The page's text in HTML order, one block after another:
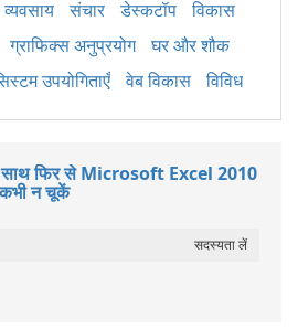
व्यवसाय संचार डेस्कटॉप
विकास
ग्राफिक्स अनुप्रयोग
घर और शौक
उपयोगिताएँ वेब विकास विविध
फिर से Microsoft Excel 2010
न चूकें